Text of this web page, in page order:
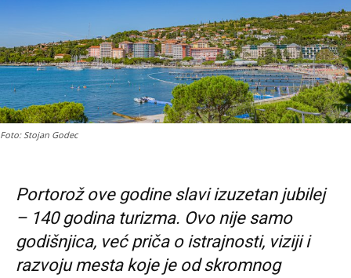
Foto: Stojan Godec
Portorož ove godine slavi izuzetan jubilej
– 140 godina turizma. Ovo nije samo
godišnjica, već priča o istrajnosti, viziji i
razvoju mesta koje je od skromnog